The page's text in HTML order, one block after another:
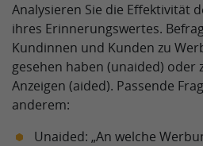
Analysieren Sie die Effektivität
ihres Erinnerungswertes.
Kundinnen und Kunden zu
gesehen haben (unaided) oder
Anzeigen (aided). Passende
anderem:
Unaided: „An welche